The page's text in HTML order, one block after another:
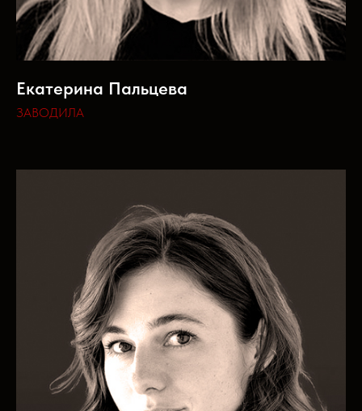
Екатерина Пальцева
ЗАВОДИЛА